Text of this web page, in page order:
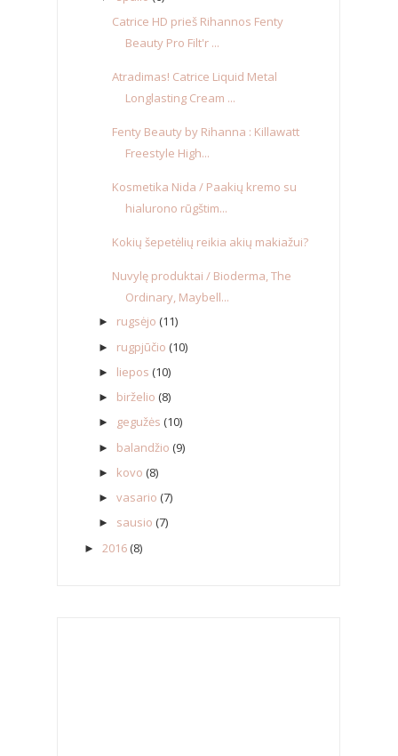
Catrice HD prieš Rihannos Fenty
Beauty Pro Filt'r ...
Atradimas! Catrice Liquid Metal
Longlasting Cream ...
Fenty Beauty by Rihanna : Killawatt
Freestyle High...
Kosmetika Nida / Paakių kremo su
hialurono rūgštim...
Kokių šepetėlių reikia akių makiažui?
Nuvylę produktai / Bioderma, The
Ordinary, Maybell...
► rugsėjo (11)
► rugpjūčio (10)
► liepos (10)
► birželio (8)
► gegužės (10)
► balandžio (9)
► kovo (8)
► vasario (7)
► sausio (7)
► 2016 (8)